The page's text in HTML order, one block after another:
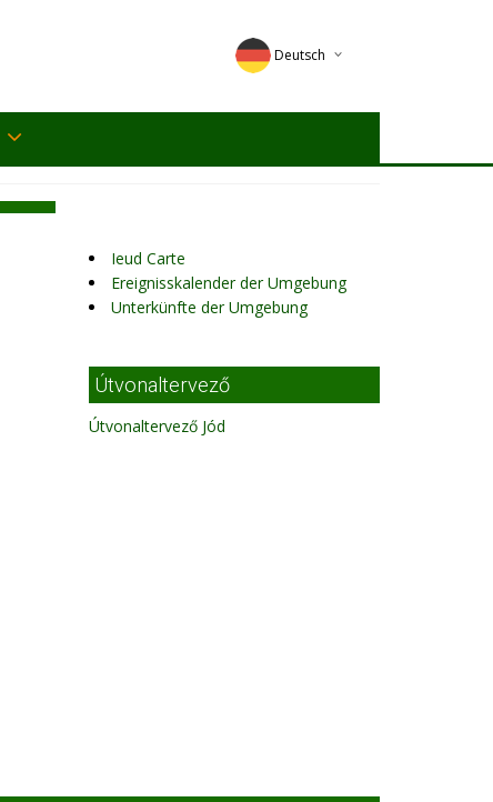
Deutsch
English
Ieud Carte
Ereignisskalender der Umgebung
Unterkünfte der Umgebung
Útvonaltervező
Útvonaltervező Jód